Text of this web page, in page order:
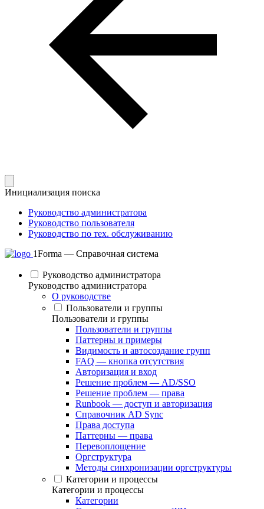
Инициализация поиска
Руководство администратора
Руководство пользователя
Руководство по тех. обслуживанию
1Forma — Справочная система
Руководство администратора
Руководство администратора
О руководстве
Пользователи и группы
Пользователи и группы
Пользователи и группы
Паттерны и примеры
Видимость и автосоздание групп
FAQ — кнопка отсутствия
Авторизация и вход
Решение проблем — AD/SSO
Решение проблем — права
Runbook — доступ и авторизация
Справочник AD Sync
Права доступа
Паттерны — права
Перевоплощение
Оргструктура
Методы синхронизации оргструктуры
Категории и процессы
Категории и процессы
Категории